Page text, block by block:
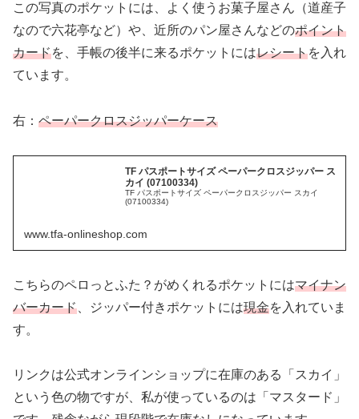
この写真のポケットには、よく使うお菓子屋さん（道産子
なので六花亭など）や、近所のパン屋さんなどのポイント
カードを、手帳の後半に来るポケットにはレシートを入れ
ています。
右： ペーパークロスジッパーケース
TF パスポートサイズ ペーパークロスジッパー ス
カイ (07100334)
TF パスポートサイズ ペーパークロスジッパー スカイ
(07100334)
www.tfa-onlineshop.com
こちらのペロっとふた？がめくれるポケットにはマイナン
バーカード 、ジッパー付きポケットには現金を入れていま
す。
リンクは公式オンラインショップに在庫のある「スカイ」
という色の物ですが、私が使っているのは「マスタード」